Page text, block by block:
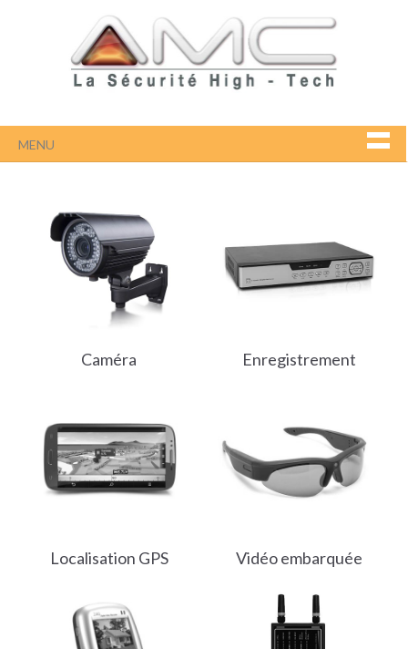
MENU
Caméra Enregistrement
Localisation GPS Vidéo embarquée